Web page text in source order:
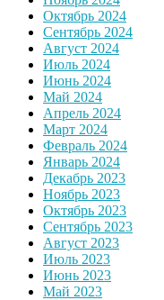
Октябрь 2024
Сентябрь 2024
Август 2024
Июль 2024
Июнь 2024
Май 2024
Апрель 2024
Март 2024
Февраль 2024
Январь 2024
Декабрь 2023
Ноябрь 2023
Октябрь 2023
Сентябрь 2023
Август 2023
Июль 2023
Июнь 2023
Май 2023